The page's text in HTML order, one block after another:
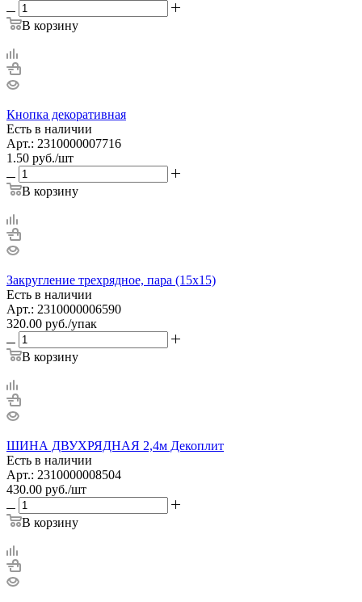
В корзину
Кнопка декоративная
Есть в наличии
Арт.: 2310000007716
1.50 руб./шт
В корзину
Закругление трехрядное, пара (15х15)
Есть в наличии
Арт.: 2310000006590
320.00 руб./упак
В корзину
ШИНА ДВУХРЯДНАЯ 2,4м Декоплит
Есть в наличии
Арт.: 2310000008504
430.00 руб./шт
В корзину